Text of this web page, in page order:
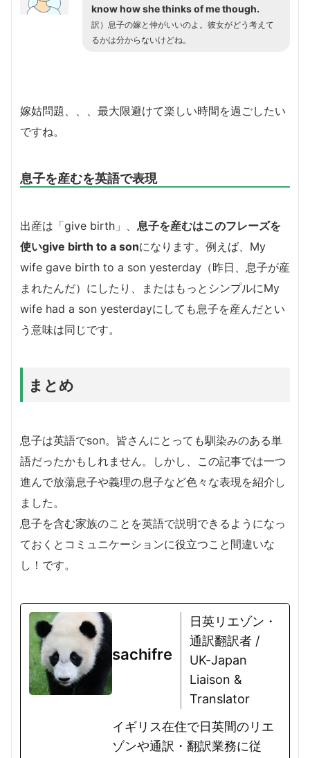
know how she thinks of me though.
訳）息子の嫁と仲がいいのよ。彼女がどう考えて
るかは分からないけどね。
嫁姑問題、、、最大限避けて楽しい時間を過ごしたい
ですね。
息子を産むを英語で表現
出産は「give birth」、 息子を産むはこのフレーズを
使いgive birth to a sonになります。例えば、My
wife gave birth to a son yesterday（昨日、息子が産
まれたんだ）にしたり、またはもっとシンプルにMy
wife had a son yesterdayにしても息子を産んだとい
う意味は同じです。
まとめ
息子は英語でson。皆さんにとっても馴染みのある単
語だったかもしれません。しかし、この記事では一つ
進んで放蕩息子や義理の息子など色々な表現を紹介し
ました。
息子を含む家族のことを英語で説明できるようになっ
ておくとコミュニケーションに役立つこと間違いな
し！です。
sachifre
日英リエゾン・
通訳翻訳者 /
UK-Japan
Liaison &
Translator
イギリス在住で日英間のリエ
ゾンや通訳・翻訳業務に従